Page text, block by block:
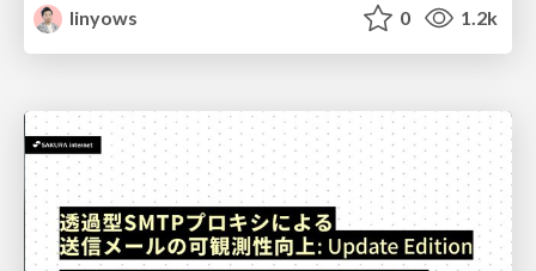
linyows
0 1.2k